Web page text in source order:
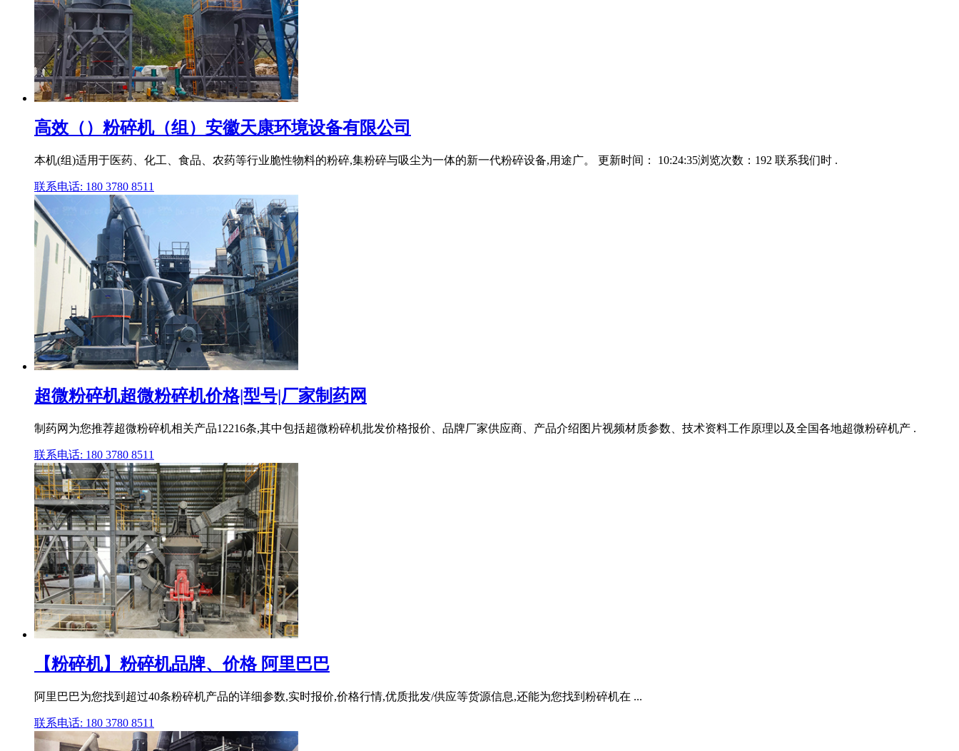
高效（）粉碎机（组）安徽天康环境设备有限公司
本机(组)适用于医药、化工、食品、农药等行业脆性物料的粉碎,集粉碎与吸尘为一体的新一代粉碎设备,用途广。 更新时间： 10:24:35浏览次数：192 联系我们时 .
联系电话: 180 3780 8511
超微粉碎机超微粉碎机价格|型号|厂家制药网
制药网为您推荐超微粉碎机相关产品12216条,其中包括超微粉碎机批发价格报价、品牌厂家供应商、产品介绍图片视频材质参数、技术资料工作原理以及全国各地超微粉碎机产 .
联系电话: 180 3780 8511
【粉碎机】粉碎机品牌、价格 阿里巴巴
阿里巴巴为您找到超过40条粉碎机产品的详细参数,实时报价,价格行情,优质批发/供应等货源信息,还能为您找到粉碎机在 ...
联系电话: 180 3780 8511